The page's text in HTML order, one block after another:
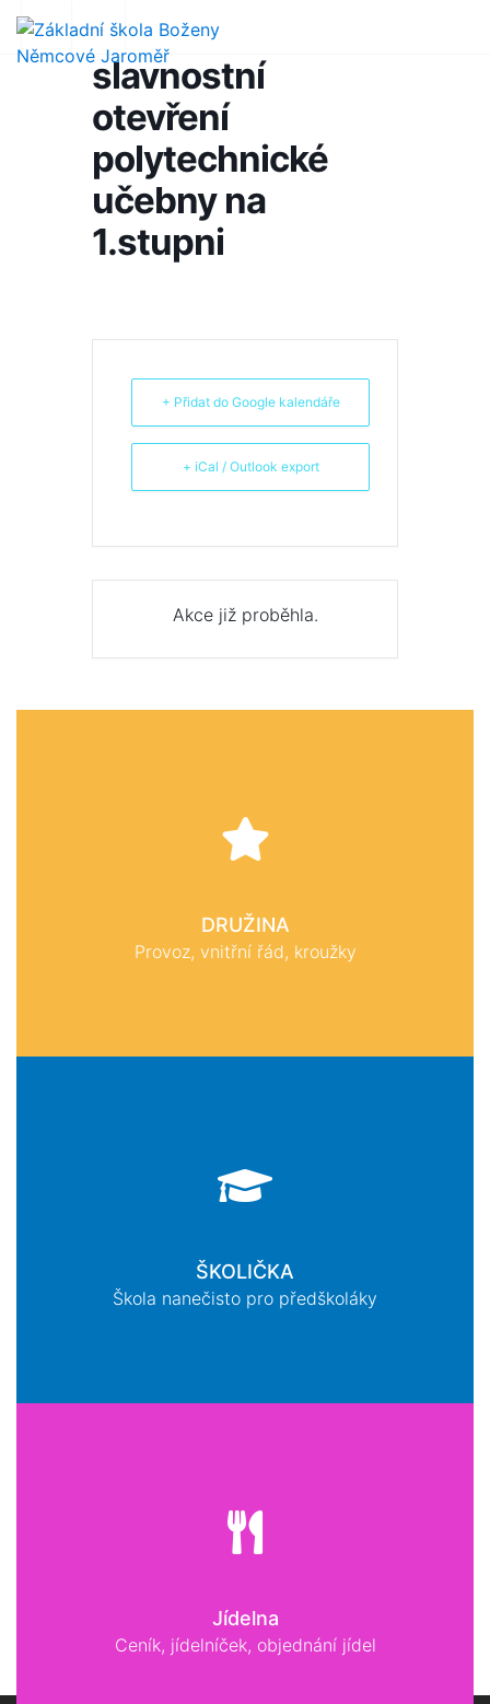
slavnostní
otevření
polytechnické
učebny na
1.stupni
+ Přidat do Google kalendáře
+ iCal / Outlook export
Akce již proběhla.
DRUŽINA
Provoz, vnitřní řád, kroužky
ŠKOLIČKA
Škola nanečisto pro předškoláky
Jídelna
Ceník, jídelníček, objednání jídel